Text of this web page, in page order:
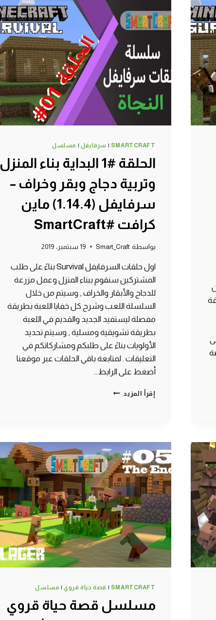
بستكشف
المنجم
سرفايفل
(1.14.4)
ماين
كرافت
#SMARTCRAFT
SMARTCRAFT
| سرفايفل | مسلسل
الحلقة #1 البداية بناء المنزل
وتربية دجاج وبقر وخراف –
سرفايفل (1.14.4) ماين
كرافت #SmartCraft
بواسطة Smart_Craft 19 سبتمبر، 2019
اول حلقات السرفايفل Survival بناءً على طلب
المشتركين سنقوم ببناء المنزل وعمل مزرعة
للدجاج والأبقار والخراف , وسيتم من خلال
السلسلة اللعب وشرح كل خفايا اللعبة بطريقة
مفصلة ليستفيد الجديد والقديم في اللعبة
بطريقة تشويقية ومسلية , وسيتم تحديد
الأولويات بناءً على طلبكم ومشاركاتكم في
التعليقات . لمتابعة باقي الحلقات عبر موقعنا
أضغط على الرابط…
إقرأ المزيد الحلقة
وتربية
دجاج
وبقر
وخراف
–
سرفايفل
(1.14.4)
ماين
كرافت
#SMARTCRAFT
SMARTCRAFT
| قصة حياة قروي| مسلسل
مسلسل قصة حياة قروي